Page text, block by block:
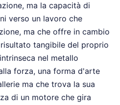
ma la capacità di
verso un lavoro che
ma che offre in cambio
tangibile del proprio
nel metallo
forza, una forma d'arte
ma che trova la sua
di un motore che gira